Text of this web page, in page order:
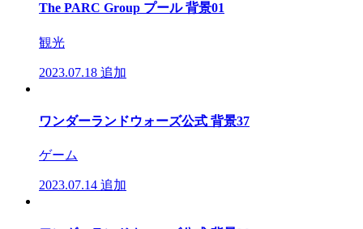
The PARC Group プール 背景01
観光
2023.07.18 追加
ワンダーランドウォーズ公式 背景37
ゲーム
2023.07.14 追加